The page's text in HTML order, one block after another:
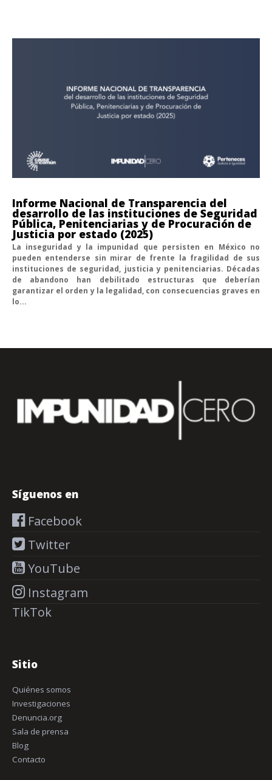
Informe Nacional de Transparencia del
desarrollo de las instituciones de Seguridad
Pública, Penitenciarias y de Procuración de
Justicia por estado (2025)
La inseguridad y la impunidad que persisten en México no
pueden entenderse sin mirar de frente la fragilidad de sus
instituciones de seguridad, justicia y penitenciarias. Décadas
de abandono han debilitado estructuras que deberían
garantizar el orden y la legalidad, con consecuencias graves en
lo...
Síguenos en
Facebook
Twitter
YouTube
Instagram
TikTok
Sitio
Quiénes somos
Investigaciones
Denuncia.org
Sala de prensa
Blog
Contacto